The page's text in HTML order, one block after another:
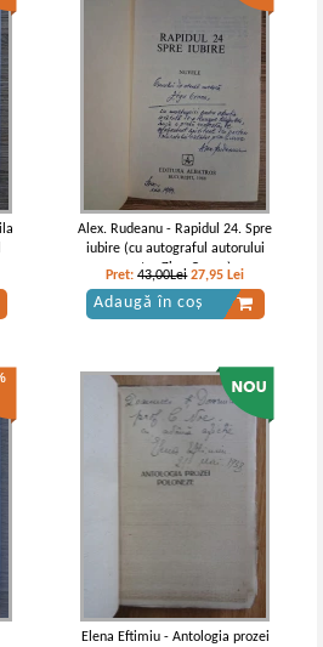
Alex. Rudeanu - Rapidul 24. Spre
iubire (cu autograful autorului
pentru Zigu Ornea)
Pret:43,00Lei 27,95 Lei
Adaugă în coș
Elena Eftimiu - Antologia prozei